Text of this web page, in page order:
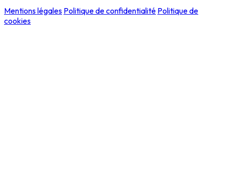
Mentions légales Politique de confidentialité Politique de
cookies